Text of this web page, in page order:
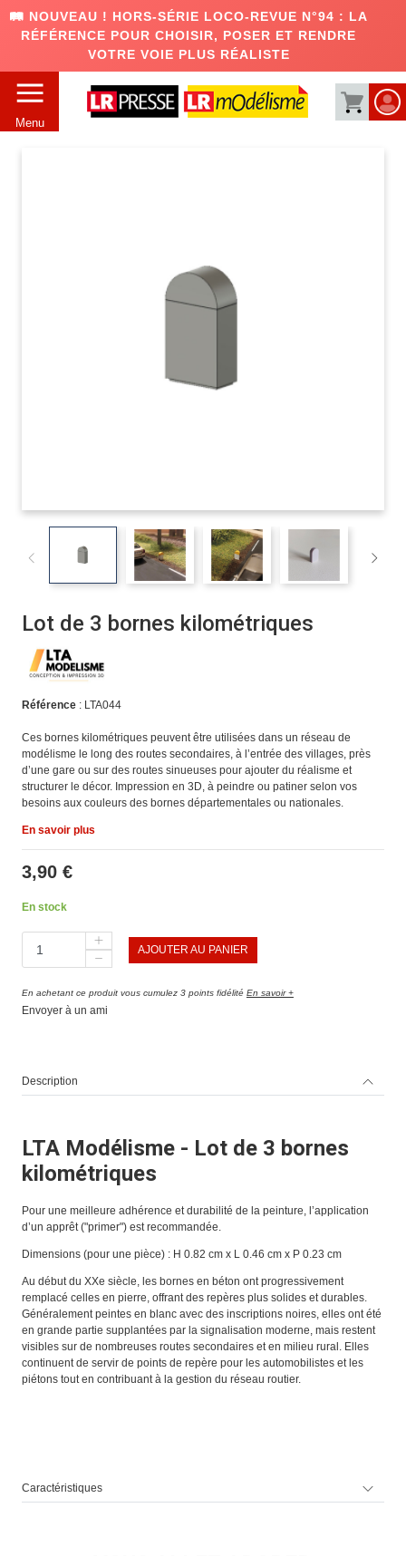
🛤️ NOUVEAU ! HORS-SÉRIE LOCO-REVUE N°94 : LA
RÉFÉRENCE POUR CHOISIR, POSER ET RENDRE
VOTRE VOIE PLUS RÉALISTE
Menu
Lot de 3 bornes kilométriques
Référence: LTA044
Ces bornes kilométriques peuvent être utilisées dans un réseau de
modélisme le long des routes secondaires, à l’entrée des villages, près
d’une gare ou sur des routes sinueuses pour ajouter du réalisme et
structurer le décor. Impression en 3D, à peindre ou patiner selon vos
besoins aux couleurs des bornes départementales ou nationales.
En savoir plus
3,90 €
En stock
AJOUTER AU PANIER
En achetant ce produit vous cumulez 3 points fidélité En savoir +
Envoyer à un ami
Description
LTA Modélisme - Lot de 3 bornes
kilométriques
Pour une meilleure adhérence et durabilité de la peinture, l’application
d’un apprêt ("primer") est recommandée.
Dimensions (pour une pièce) : H 0.82 cm x L 0.46 cm x P 0.23 cm
Au début du XXe siècle, les bornes en béton ont progressivement
remplacé celles en pierre, offrant des repères plus solides et durables.
Généralement peintes en blanc avec des inscriptions noires, elles ont été
en grande partie supplantées par la signalisation moderne, mais restent
visibles sur de nombreuses routes secondaires et en milieu rural. Elles
continuent de servir de points de repère pour les automobilistes et les
piétons tout en contribuant à la gestion du réseau routier.
Caractéristiques